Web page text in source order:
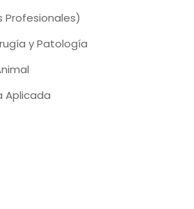
Profesionales)
y Patología
Aplicada